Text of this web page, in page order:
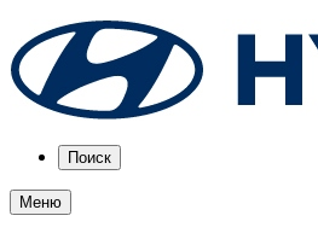
Поиск
Меню